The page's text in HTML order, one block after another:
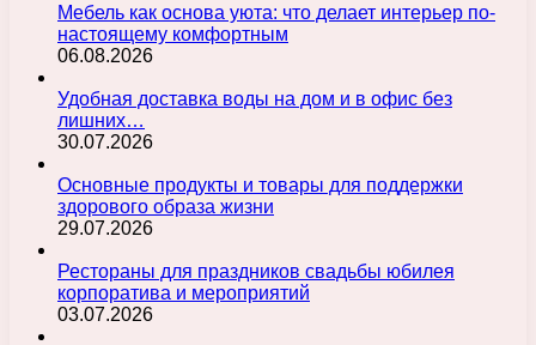
Мебель как основа уюта: что делает интерьер по-
настоящему комфортным
06.08.2026
Удобная доставка воды на дом и в офис без
лишних…
30.07.2026
Основные продукты и товары для поддержки
здорового образа жизни
29.07.2026
Рестораны для праздников свадьбы юбилея
корпоратива и мероприятий
03.07.2026